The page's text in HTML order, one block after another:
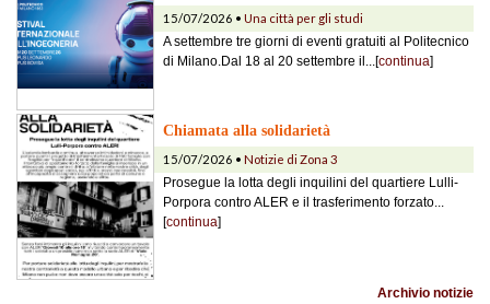
15/07/2026 • Una città per gli studi
A settembre tre giorni di eventi gratuiti al Politecnico
di Milano.Dal 18 al 20 settembre il...[continua]
Chiamata alla solidarietà
15/07/2026 • Notizie di Zona 3
Prosegue la lotta degli inquilini del quartiere Lulli-
Porpora contro ALER e il trasferimento forzato...
[continua]
Archivio notizie